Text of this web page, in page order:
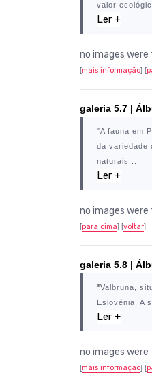
valor
Ler +
no images were
[mais informação] [
galeria 5.7 |
"A fauna em
da variedade
naturais...
Ler +
no images were
[para cima] [voltar]
galeria 5.8 |
"Valbruna ,
Eslovénia. A
Ler +
no images were
[mais informação] [